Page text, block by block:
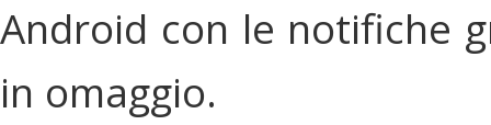
Android con le notifiche
in omaggio.